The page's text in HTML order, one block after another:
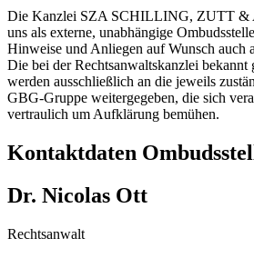
Die Kanzlei SZA SCHILLING, ZUTT &
uns als externe, unabhängige
Hinweise und Anliegen auf Wunsch auch
Die bei der Rechtsanwaltskanzlei bekannt
werden ausschließlich an die jeweils
GBG-Gruppe weitergegeben, die sich
vertraulich um Aufklärung bemühen.
Kontaktdaten
Dr. Nicolas Ott
Rechtsanwalt